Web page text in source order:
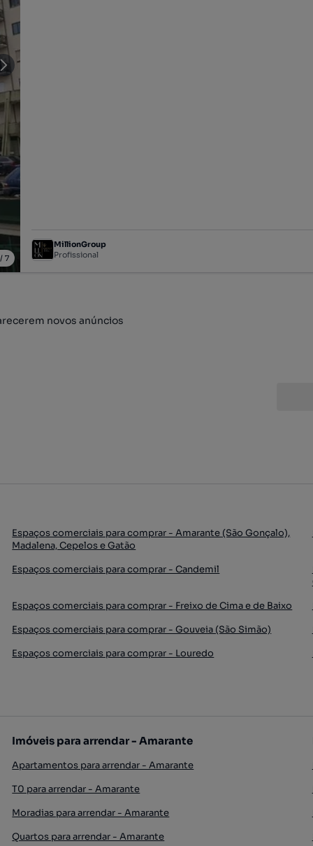
7
MillionGroup
Profissional
novos anúncios
Espaços comerciais para comprar - Amarante (São Gonçalo),
Madalena, Cepelos e Gatão
Espaços comerciais para comprar - Candemil
Espaços comerciais para comprar - Freixo de Cima e de Baixo
Espaços comerciais para comprar - Gouveia (São Simão)
Espaços comerciais para comprar - Louredo
Imóveis para arrendar - Amarante
Apartamentos para arrendar - Amarante
T0 para arrendar - Amarante
Moradias para arrendar - Amarante
Quartos para arrendar - Amarante